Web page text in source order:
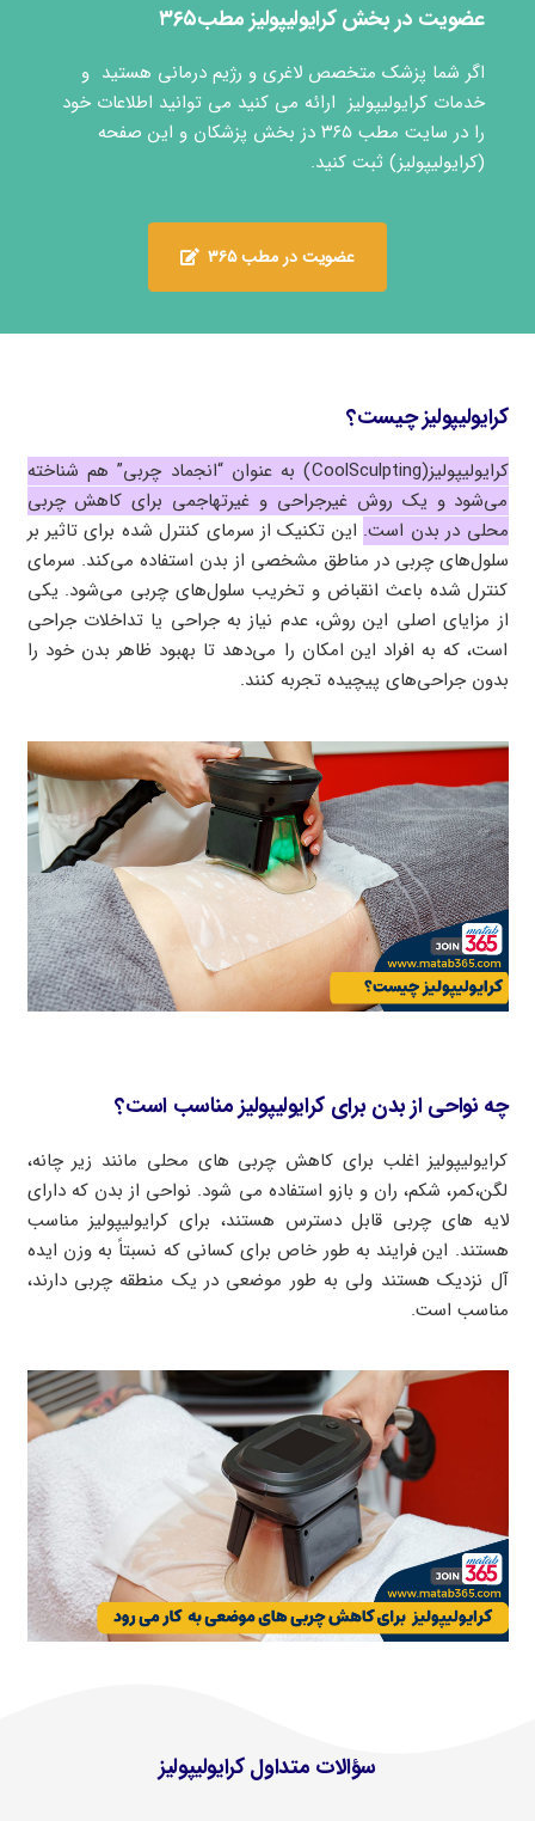
عضویت در بخش کرایولیپولیز مطب۳۶۵
اگر شما پزشک متخصص لاغری و رژیم درمانی هستید و
خدمات کرایولیپولیز ارائه می کنید می توانید اطلاعات خود
را در سایت مطب ۳۶۵ دز بخش پزشکان و این صفحه
(کرایولیپولیز) ثبت کنید.
عضویت در مطب ۳۶۵
کرایولیپولیز چیست؟
کرایولیپولیز(CoolSculpting) به عنوان “انجماد چربی” هم شناخته
می‌شود و یک روش غیرجراحی و غیرتهاجمی برای کاهش چربی
محلی در بدن است. این تکنیک از سرمای کنترل شده برای تاثیر بر
سلول‌های چربی در مناطق مشخصی از بدن استفاده می‌کند. سرمای
کنترل شده باعث انقباض و تخریب سلول‌های چربی می‌شود. یکی
از مزایای اصلی این روش، عدم نیاز به جراحی یا تداخلات جراحی
است، که به افراد این امکان را می‌دهد تا بهبود ظاهر بدن خود را
بدون جراحی‌های پیچیده تجربه کنند.
چه نواحی از بدن برای کرایولیپولیز مناسب است؟
کرایولیپولیز اغلب برای کاهش چربی های محلی مانند زیر چانه،
لگن،کمر، شکم، ران و بازو استفاده می شود. نواحی از بدن که دارای
لایه های چربی قابل دسترس هستند، برای کرایولیپولیز مناسب
هستند. این فرایند به طور خاص برای کسانی که نسبتاً به وزن ایده
آل نزدیک هستند ولی به طور موضعی در یک منطقه چربی دارند،
مناسب است.
سؤالات متداول کرایولیپولیز